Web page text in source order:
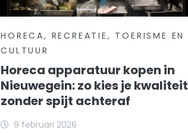
HORECA, RECREATIE, TOERISME EN
CULTUUR
Horeca apparatuur kopen in
Nieuwegein: zo kies je kwaliteit
zonder spijt achteraf
9 februari 2026